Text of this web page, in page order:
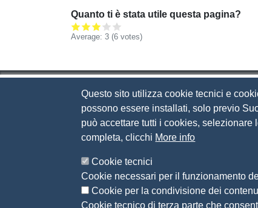
Quanto ti è stata utile questa pagina?
Average: 3 (6 votes)
Camera di
Contatti
Via Luigi Einaudi, 23, 25121 Brescia BS
Tel. 030 37251
PEC
P.IVA 00859790172
Questo sito utilizza cookie tecnici e
possono essere installati, solo previo
può accettare tutti i cookies,
completa, clicchi More info
Cookie tecnici
Cookie necessari per il funzionamento
Cookie per la condivisione dei
Cookie tecnico di terza parte che